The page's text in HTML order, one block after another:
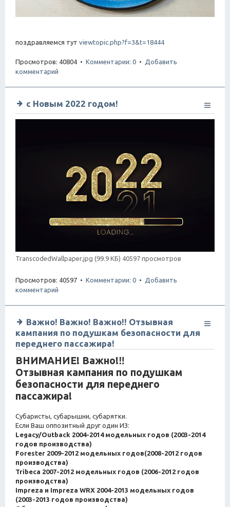
поздравляемся тут viewtopic.php?f=3&t=18444
Просмотров: 40804 • Комментарии: 0 •
Добавить
комментарий
с Новым 2022 годом!
TranscodedWallpaper.jpg (99.9 КБ) 40597 просмотров
Просмотров: 40597 • Комментарии: 0 •
Добавить
комментарий
Важно! Важно! Важно!! Отзывная
кампания по подушкам безопасности для
переднего пассажира!
ВНИМАНИЕ! Важно!‼
Отзывная кампания по подушкам
безопасности для переднего
пассажира!
Субаристы, субарышни, субарятки.
Если Ваш оппозитный друг один ИЗ:
Legacy/Outback 2004-2014 модельных годов (2003-2014
годов производства)
Forester 2009-2012 модельных годов(2008-2012 годов
производства)
Tribeca 2007-2012 модельных годов (2006-2012 годов
производства)
Impreza и Impreza WRX 2004-2013 модельных годов
(2003-2013 годов производства)